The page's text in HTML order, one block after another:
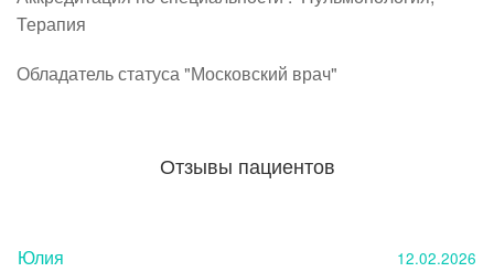
Терапия
Обладатель статуса "Московский врач"
Отзывы пациентов
Юлия 12.02.2026